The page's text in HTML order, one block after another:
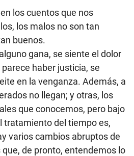
los cuentos que nos
los malos no son tan
buenos.
gana, se siente el dolor
haber justicia, se
en la venganza. Además, a
no llegan; y otras, los
que conocemos, pero bajo
tratamiento del tiempo es,
varios cambios abruptos de
de pronto, entendemos lo